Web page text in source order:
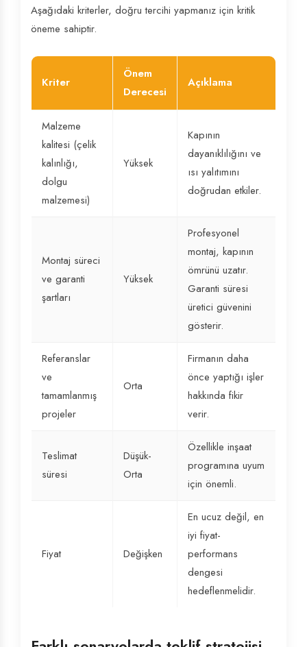
Aşağıdaki kriterler, doğru tercihi yapmanız için kritik
öneme sahiptir.
Kriter
Önem
Derecesi
Açıklama
Malzeme
kalitesi (çelik
kalınlığı,
dolgu
malzemesi)
Yüksek
Kapının
dayanıklılığını ve
ısı yalıtımını
doğrudan etkiler.
Montaj süreci
ve garanti
şartları
Yüksek
Profesyonel
montaj, kapının
ömrünü uzatır.
Garanti süresi
üretici güvenini
gösterir.
Referanslar
ve
tamamlanmış
projeler
Orta
Firmanın daha
önce yaptığı işler
hakkında fikir
verir.
Teslimat
süresi
Düşük-
Orta
Özellikle inşaat
programına uyum
için önemli.
Fiyat Değişken
En ucuz değil, en
iyi fiyat-
performans
dengesi
hedeflenmelidir.